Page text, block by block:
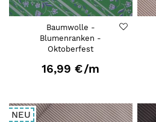
Baumwolle -
Blumenranken -
Oktoberfest
16,99 €/m
NEU